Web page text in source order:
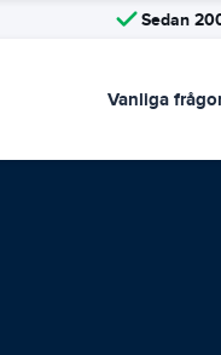
Sedan
Vanliga